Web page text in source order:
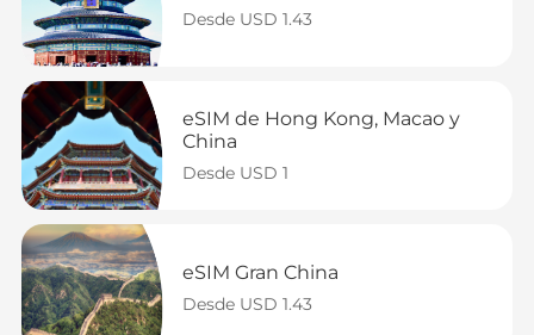
Desde USD 1.43
eSIM de Hong Kong, Macao y
China
Desde USD 1
eSIM Gran China
Desde USD 1.43